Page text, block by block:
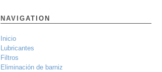
NAVIGATION
Inicio
Lubricantes
Filtros
Eliminación de barniz